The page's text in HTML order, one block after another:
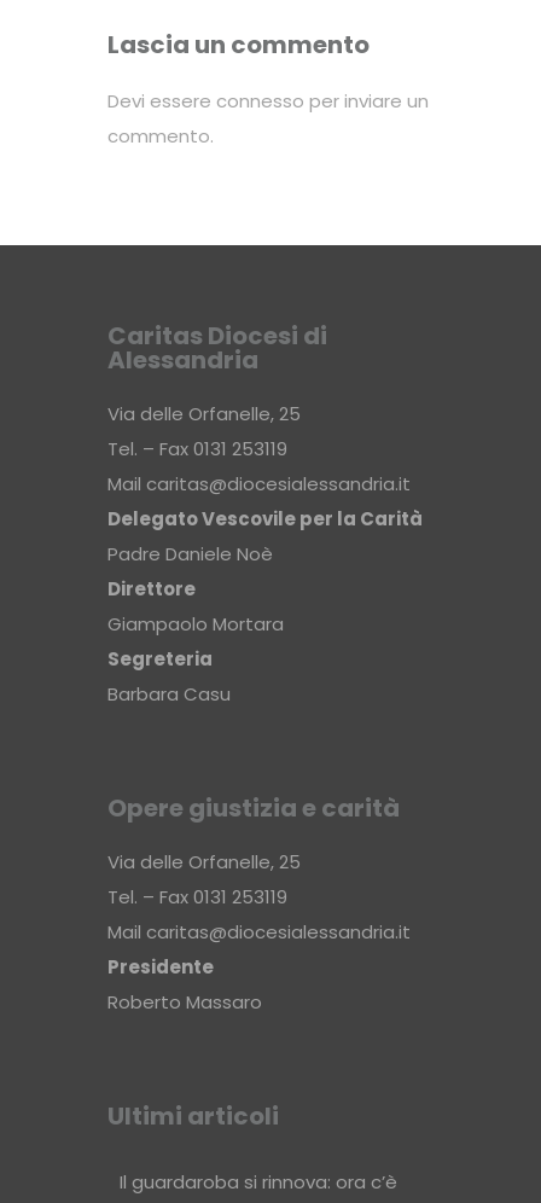
Lascia un commento
Devi essere connesso per inviare un
commento.
Caritas Diocesi di
Alessandria
Via delle Orfanelle, 25
Tel. – Fax 0131 253119
Mail caritas@diocesialessandria.it
Delegato Vescovile per la Carità
Padre Daniele Noè
Direttore
Giampaolo Mortara
Segreteria
Barbara Casu
Opere giustizia e carità
Via delle Orfanelle, 25
Tel. – Fax 0131 253119
Mail caritas@diocesialessandria.it
Presidente
Roberto Massaro
Ultimi articoli
Il guardaroba si rinnova: ora c’è